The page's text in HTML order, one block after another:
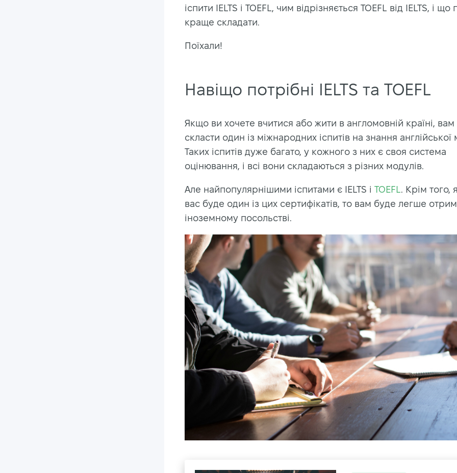
іспити IELTS і TOEFL, чим відрізняється TOEFL від IELTS, і що
краще складати.
Поїхали!
Навіщо потрібні IELTS та TOEFL
Якщо ви хочете вчитися або жити в англомовній країні, вам
скласти один із міжнародних іспитів на знання англійської
Таких іспитів дуже багато, у кожного з них є своя система
оцінювання, і всі вони складаються з різних модулів.
Але найпопулярнішими іспитами є IELTS і TOEFL. Крім того,
вас буде один із цих сертифікатів, то вам буде легше
іноземному посольстві.